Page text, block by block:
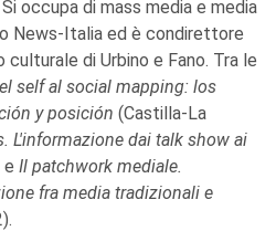
occupa di mass media e media
News-Italia ed è condirettore
di Urbino e Fano. Tra le
self al social mapping: los
y posición (Castilla-La
L'informazione dai talk show ai
e Il patchwork mediale.
fra media tradizionali e